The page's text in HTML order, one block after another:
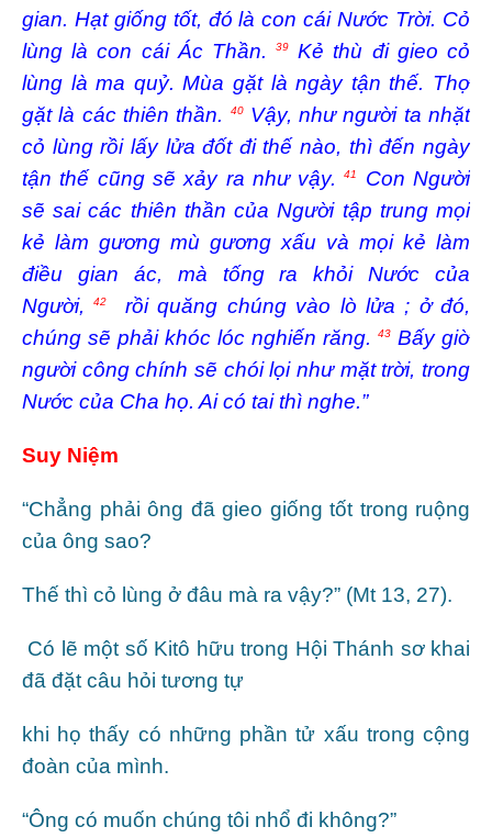
gian. Hạt giống tốt, đó là con cái Nước Trời. Cỏ
lùng là con cái Ác Thần.39
Kẻ thù đi gieo cỏ
lùng là ma quỷ. Mùa gặt là ngày tận thế. Thợ
gặt là các thiên thần.
40Vậy, như người ta nhặt
cỏ lùng rồi lấy lửa đốt đi thế nào, thì đến ngày
tận thế cũng sẽ xảy ra như vậy.41
Con Người
sẽ sai các thiên thần của Người tập trung mọi
kẻ làm gương mù gương xấu và mọi kẻ làm
điều gian ác, mà tống ra khỏi Nước của
Người,42
rồi quăng chúng vào lò lửa ; ở đó,
chúng sẽ phải khóc lóc nghiến răng.
43 Bấy giờ
người công chính sẽ chói lọi như mặt trời, trong
Nước của Cha họ. Ai có tai thì nghe.”
Suy Niệm
“Chẳng phải ông đã gieo giống tốt trong ruộng
của ông sao?
Thế thì cỏ lùng ở đâu mà ra vậy?” (Mt 13, 27).
Có lẽ một số Kitô hữu trong Hội Thánh sơ khai
đã đặt câu hỏi tương tự
khi họ thấy có những phần tử xấu trong cộng
đoàn của mình.
“Ông có muốn chúng tôi nhổ đi không?”